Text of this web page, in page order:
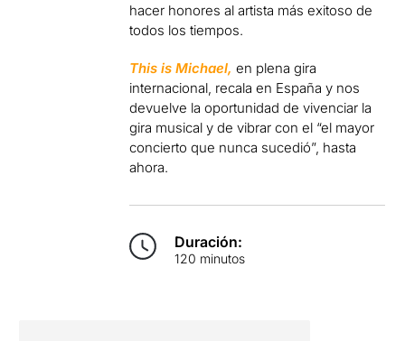
hacer honores al artista más exitoso de
todos los tiempos.
This is Michael, en plena gira
internacional, recala en España y nos
devuelve la oportunidad de vivenciar la
gira musical y de vibrar con el “el mayor
concierto que nunca sucedió”, hasta
ahora.
Duración:
120 minutos